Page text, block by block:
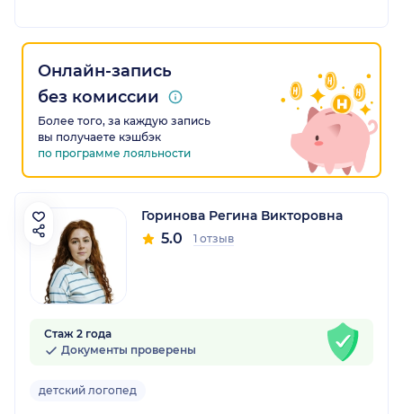
Онлайн-запись
без комиссии
Более того, за каждую запись
вы получаете кэшбэк
по программе лояльности
Горинова Регина Викторовна
5.0 1 отзыв
Стаж 2 года
Документы проверены
детский логопед